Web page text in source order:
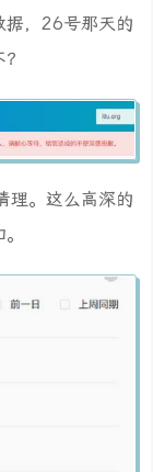
据，26号那天的
理。这么高深的